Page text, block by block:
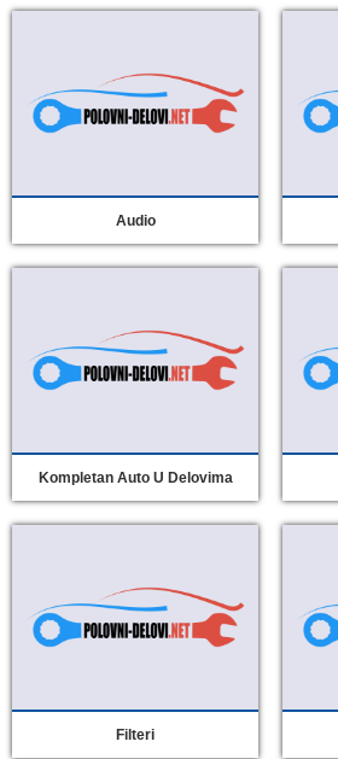
Audio
Kompletan Auto U Delovima
Filteri